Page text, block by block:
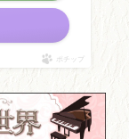
ポチップ